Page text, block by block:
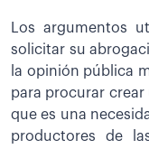
Los argumentos
solicitar su
la opinión pública
para procurar
que es una
productores de